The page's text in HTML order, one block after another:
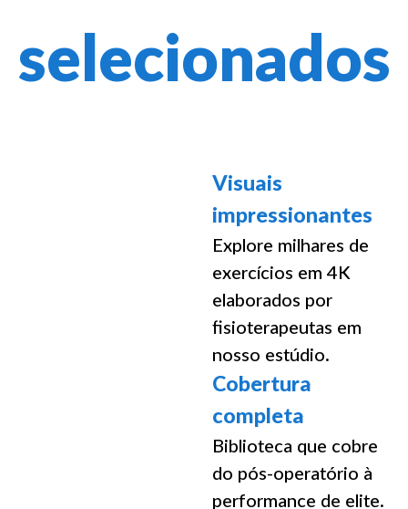
selecionados
Visuais
impressionantes
Explore milhares de
exercícios em 4K
elaborados por
fisioterapeutas em
nosso estúdio.
Cobertura
completa
Biblioteca que cobre
do pós-operatório à
performance de elite.